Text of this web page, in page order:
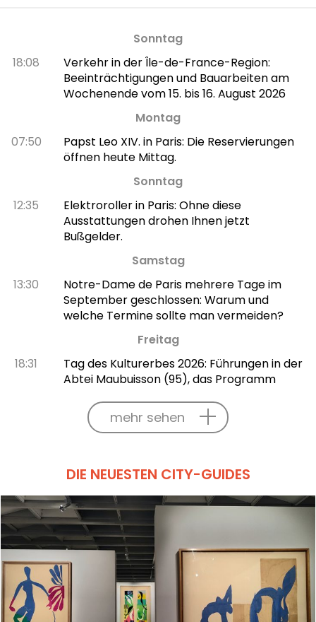
Sonntag
18:08
Verkehr in der Île-de-France-Region:
Beeinträchtigungen und Bauarbeiten am
Wochenende vom 15. bis 16. August 2026
Montag
07:50
Papst Leo XIV. in Paris: Die Reservierungen
öffnen heute Mittag.
Sonntag
12:35
Elektroroller in Paris: Ohne diese
Ausstattungen drohen Ihnen jetzt
Bußgelder.
Samstag
13:30
Notre-Dame de Paris mehrere Tage im
September geschlossen: Warum und
welche Termine sollte man vermeiden?
Freitag
18:31
Tag des Kulturerbes 2026: Führungen in der
Abtei Maubuisson (95), das Programm
mehr sehen
DIE NEUESTEN CITY-GUIDES